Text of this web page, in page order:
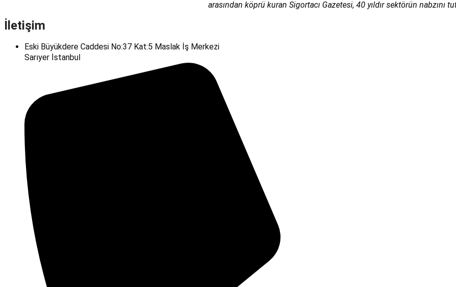
arasından köprü kuran Sigortacı Gazetesi, 40 yıldır sektörün nabzını
İletişim
Eski Büyükdere Caddesi No:37 Kat:5 Maslak İş Merkezi
Sarıyer İstanbul